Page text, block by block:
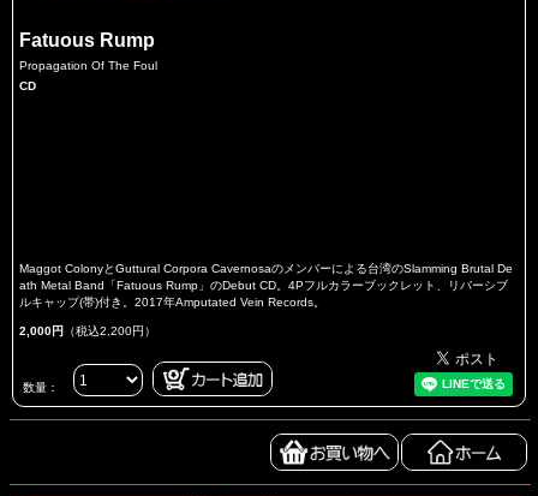
Fatuous Rump
Propagation Of The Foul
CD
Maggot ColonyとGuttural Corpora Cavernosaのメンバーによる台湾のSlamming Brutal De
ath Metal Band「Fatuous Rump」のDebut CD。4Pフルカラーブックレット、リバーシブ
ルキャップ(帯)付き。2017年Amputated Vein Records。
2,000円 （税込2,200円）
数量：